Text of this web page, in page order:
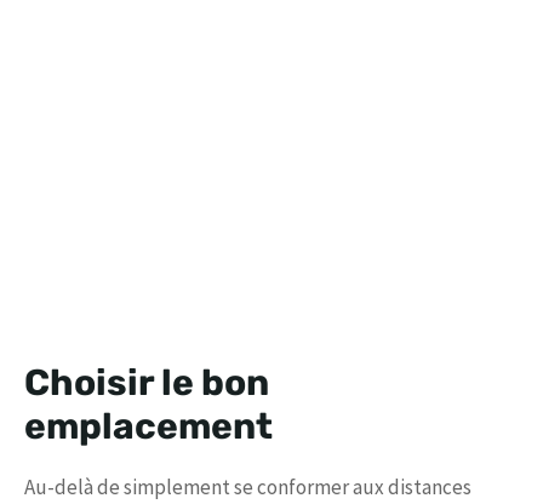
Choisir le bon
emplacement
Au-delà de simplement se conformer aux distances